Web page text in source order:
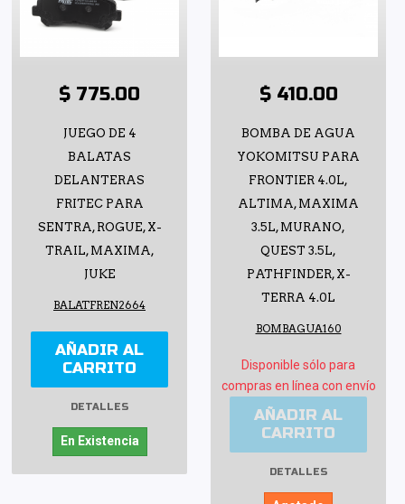
$ 775.00
JUEGO DE 4
BALATAS
DELANTERAS
FRITEC PARA
SENTRA, ROGUE, X-
TRAIL, MAXIMA,
JUKE
BALATFREN2664
AÑADIR AL
CARRITO
DETALLES
En Existencia
$ 410.00
BOMBA DE AGUA
YOKOMITSU PARA
FRONTIER 4.0L,
ALTIMA, MAXIMA
3.5L, MURANO,
QUEST 3.5L,
PATHFINDER, X-
TERRA 4.0L
BOMBAGUA160
Disponible sólo para
compras en línea con envío
AÑADIR AL
CARRITO
DETALLES